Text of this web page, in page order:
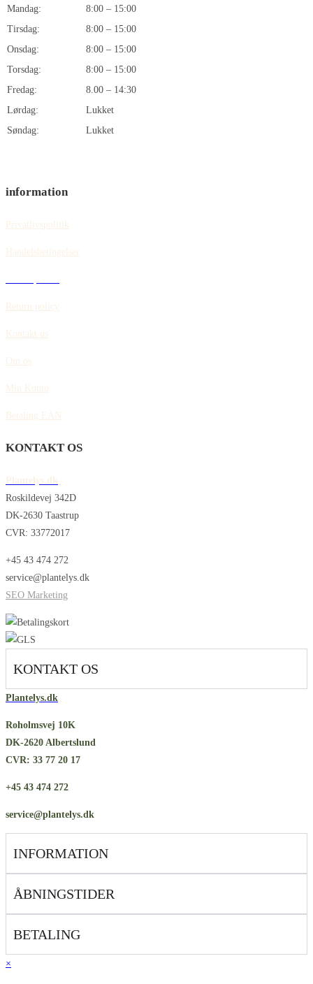
Mandag:
8:00 – 15:00
Tirsdag:
8:00 – 15:00
Onsdag:
8:00 – 15:00
Torsdag:
8:00 – 15:00
Fredag:
8.00 – 14:30
Lørdag:
Lukket
Søndag:
Lukket
information
Privatlivspolitik
Handelsbetingelser
Return policy
Kontakt us
Om os
Min Konto
Betaling EAN
KONTAKT OS
Plantelys.dk
Roskildevej 342D
DK-2630 Taastrup
CVR: 33772017
+45 43 474 272
service@plantelys.dk
SEO Marketing
KONTAKT OS
Plantelys.dk
Roholmsvej 10K
DK-2620 Albertslund
CVR: 33 77 20 17
+45 43 474 272
service@plantelys.dk
INFORMATION
ÅBNINGSTIDER
BETALING
×